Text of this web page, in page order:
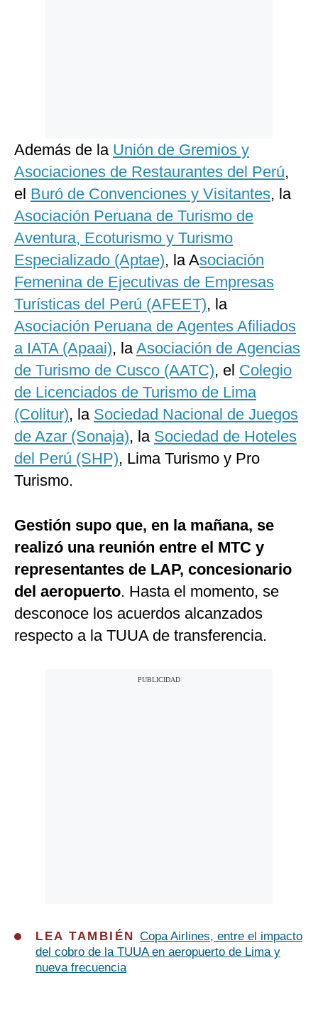
Además de la Unión de Gremios y
Asociaciones de Restaurantes del Perú,
el Buró de Convenciones y Visitantes, la
Asociación Peruana de Turismo de
Aventura, Ecoturismo y Turismo
Especializado (Aptae), la Asociación
Femenina de Ejecutivas de Empresas
Turísticas del Perú (AFEET), la
Asociación Peruana de Agentes Afiliados
a IATA (Apaai), laAsociación de Agencias
de Turismo de Cusco (AATC), el Colegio
de Licenciados de Turismo de Lima
(Colitur), la Sociedad Nacional de Juegos
de Azar (Sonaja), la Sociedad de Hoteles
del Perú (SHP), Lima Turismo y Pro
Turismo.
Gestión supo que, en la mañana, se
realizó una reunión entre el MTC y
representantes de LAP, concesionario
del aeropuerto. Hasta el momento, se
desconoce los acuerdos alcanzados
respecto a la TUUA de transferencia.
LEA TAMBIÉN Copa Airlines, entre el impacto
del cobro de la TUUA en aeropuerto de Lima y
nueva frecuencia